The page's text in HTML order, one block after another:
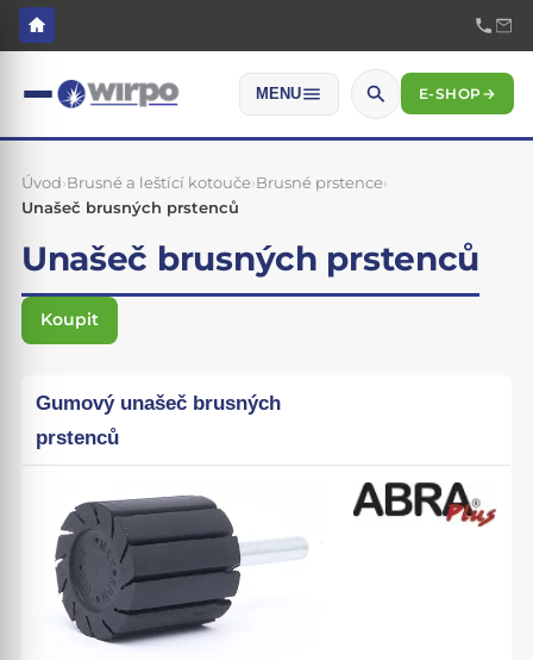
MENU E-SHOP→
Úvod›Brusné a leštící kotouče›Brusné prstence›
Unašeč brusných prstenců
Unašeč brusných prstenců
Koupit
Gumový unašeč brusných
prstenců